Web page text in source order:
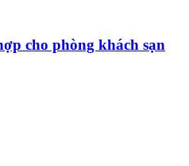
cho phòng khách sạn